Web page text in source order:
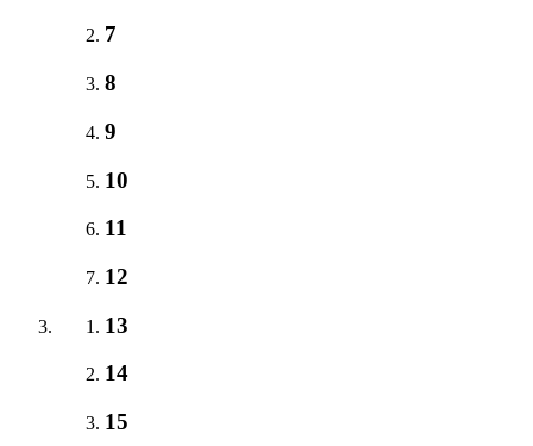
7
8
9
10
11
12
13
14
15